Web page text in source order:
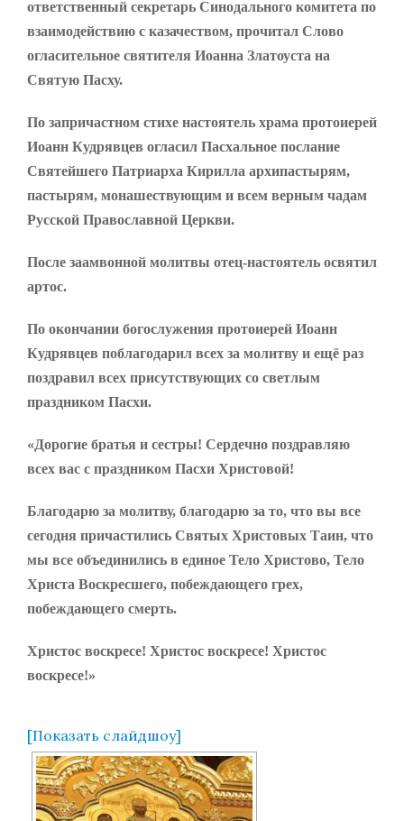
ответственный секретарь Синодального комитета по
взаимодействию с казачеством, прочитал Слово
огласительное святителя Иоанна Златоуста на
Святую Пасху.
По запричастном стихе настоятель храма протоиерей
Иоанн Кудрявцев огласил Пасхальное послание
Святейшего Патриарха Кирилла архипастырям,
пастырям, монашествующим и всем верным чадам
Русской Православной Церкви.
После заамвонной молитвы отец-настоятель освятил
артос.
По окончании богослужения протоиерей Иоанн
Кудрявцев поблагодарил всех за молитву и ещё раз
поздравил всех присутствующих со светлым
праздником Пасхи.
«Дорогие братья и сестры! Сердечно поздравляю
всех вас с праздником Пасхи Христовой!
Благодарю за молитву, благодарю за то, что вы все
сегодня причастились Святых Христовых Таин, что
мы все объединились в единое Тело Христово, Тело
Христа Воскресшего, побеждающего грех,
побеждающего смерть.
Христос воскресе! Христос воскресе! Христос
воскресе!»
[Показать слайдшоу]